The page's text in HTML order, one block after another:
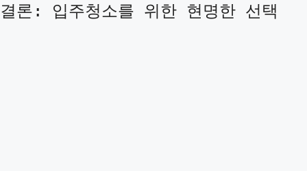
결론: 입주청소를 위한 현명한 선택